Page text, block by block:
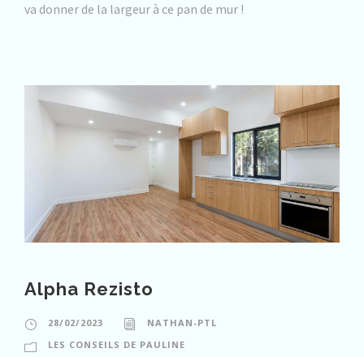
va donner de la largeur à ce pan de mur !
Alpha Rezisto
28/02/2023
NATHAN-PTL
LES CONSEILS DE PAULINE